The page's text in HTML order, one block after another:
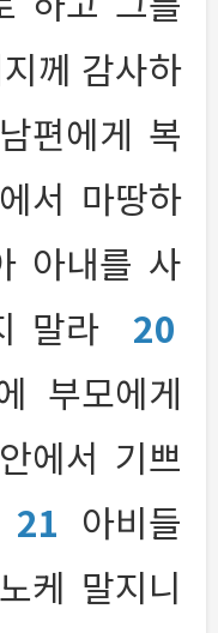
께 감사하
편에게 복
서 마땅하
아내를 사
말라
20
부모에게
에서 기쁘
21 아비들
케 말지니